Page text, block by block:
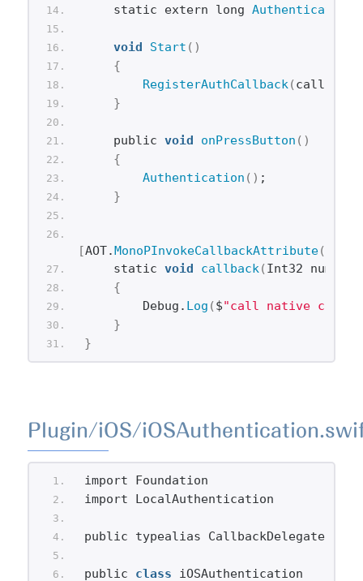
    static extern long
Authentication
void Start ()
{
RegisterAuthCallback(callback
}
    public
void onPressButton ()
{
Authentication () ;
}
[AOT.MonoPInvokeCallbackAttribute(
    static
void callback(Int32 num
{
        Debug.
Log ($"call native code:
}
}
Plugin/iOS/
import Foundation
import LocalAuthentication
public typealias CallbackDelegate = @
public class iOSAuthentication